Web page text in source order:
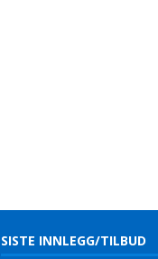
SISTE INNLEGG/TILBUD